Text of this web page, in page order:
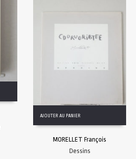
AJOUTER AU PANIER
MORELLET François
Dessins